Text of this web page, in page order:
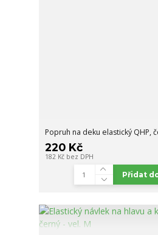
Popruh na deku elastický QHP,
220 Kč
182 Kč bez DPH
Přidat